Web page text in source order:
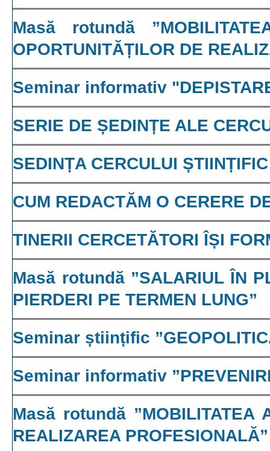
Masă rotundă
OPORTUNITĂȚILOR DE
Seminar informativ
SERIE DE ȘEDINȚE ALE
SEDINȚA CERCULUI
CUM REDACTĂM O CERERE
TINERII CERCETĂTORI ÎȘI
Masă rotundă ”SALARIUL ÎN
PIERDERI PE TERMEN LUNG”
Seminar științific
Seminar informativ
Masă rotundă ”MOBILITATEA
REALIZAREA PROFESIONALĂ”